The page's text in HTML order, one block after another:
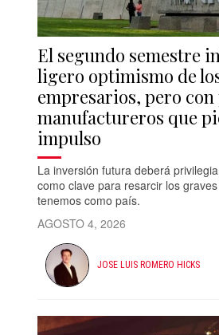
El segundo semestre
ligero optimismo de
empresarios, pero
manufactureros que
impulso
La inversión futura deberá
como clave para resarcir los
tenemos como país.
AGOSTO 4, 2026
JOSE LUIS ROMERO HICKS